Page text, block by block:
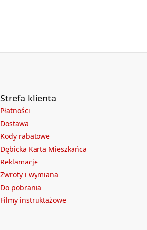
Strefa klienta
Płatności
Dostawa
Kody rabatowe
Dębicka Karta Mieszkańca
Reklamacje
Zwroty i wymiana
Do pobrania
Filmy instruktażowe